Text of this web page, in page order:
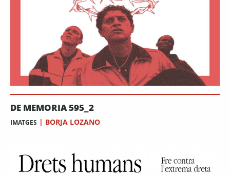
DE MEMORIA 595_2
IMATGES | BORJA LOZANO